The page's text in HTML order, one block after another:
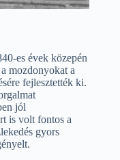
es évek közepén
mozdonyokat a
fejlesztették ki.
jól
is volt fontos a
gyors